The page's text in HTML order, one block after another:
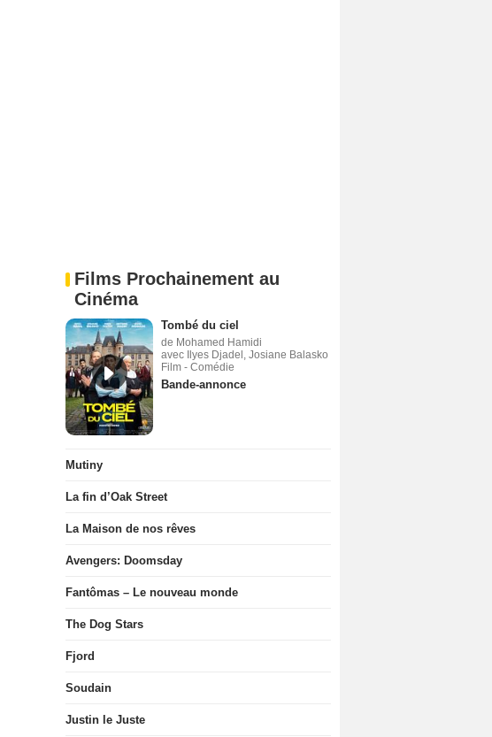
Films Prochainement au
Cinéma
Tombé du ciel
de Mohamed Hamidi
avec Ilyes Djadel, Josiane Balasko
Film - Comédie
Bande-annonce
Mutiny
La fin d’Oak Street
La Maison de nos rêves
Avengers: Doomsday
Fantômas – Le nouveau monde
The Dog Stars
Fjord
Soudain
Justin le Juste